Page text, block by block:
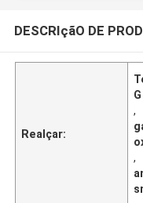
DESCRIçãO DE
Realçar:
,
,